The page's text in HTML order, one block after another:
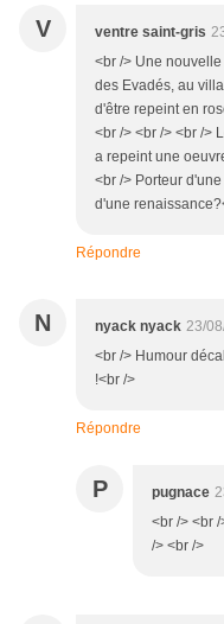
V ventre saint-gris
<br /> Une
des Evadés, au
d'être repeint en
<br /> <br /> <br />
a repeint une
<br /> Porteur
d'une
Répondre
N nyack nyack 23/
<br /> Humour
!<br />
Répondre
P pugnace
<br /> <br
/> <br />